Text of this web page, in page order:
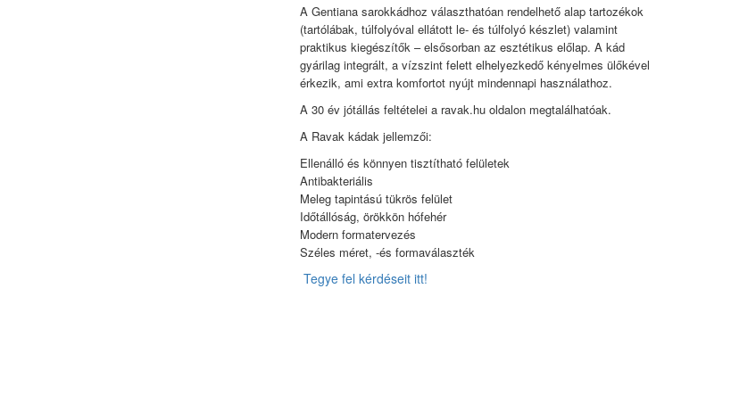
A Gentiana sarokkádhoz választhatóan rendelhető alap tartozékok
(tartólábak, túlfolyóval ellátott le- és túlfolyó készlet) valamint
praktikus kiegészítők – elsősorban az esztétikus előlap. A kád
gyárilag integrált, a vízszint felett elhelyezkedő kényelmes ülőkével
érkezik, ami extra komfortot nyújt mindennapi használathoz.
A 30 év jótállás feltételei a ravak.hu oldalon megtalálhatóak.
A Ravak kádak jellemzői:
Ellenálló és könnyen tisztítható felületek
Antibakteriális
Meleg tapintású tükrös felület
Időtállóság, örökkön hófehér
Modern formatervezés
Széles méret, -és formaválaszték
Tegye fel kérdéseit itt!